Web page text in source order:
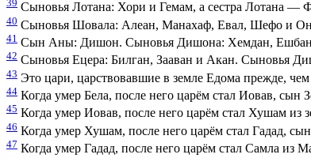
39 Сыновья Лотана: Хори и Гемам, а сестра Лотана —
40 Сыновья Шовала: Алеан, Манахаф, Евал, Шефо и
41 Сын Аны: Дишон. Сыновья Дишона: Хемдан,
42 Сыновья Ецера: Билган, Зааван и Акан. Сыновья
43 Это цари, царствовавшие в земле Едома прежде,
44 Когда умер Бела, после него царём стал Иовав, сын
45 Когда умер Иовав, после него царём стал Хушам из
46 Когда умер Хушам, после него царём стал Гадад,
47 Когда умер Гадад, после него царём стал Самла из